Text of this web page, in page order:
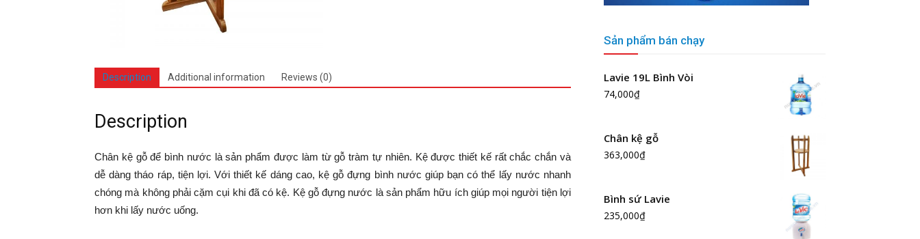
Description Additional information Reviews (0)
Description
Chân kệ gỗ để bình nước là sản phẩm được làm từ gỗ tràm tự nhiên. Kệ được thiết kế rất chắc chắn và
dễ dàng tháo ráp, tiện lợi. Với thiết kế dáng cao, kệ gỗ đựng bình nước giúp bạn có thể lấy nước nhanh
chóng mà không phải cặm cụi khi đã có kệ. Kệ gỗ đựng nước là sản phẩm hữu ích giúp mọi người tiện lợi
hơn khi lấy nước uống.
Sản phẩm bán chạy
Lavie 19L Bình Vòi
74,000₫
Chân kệ gỗ
363,000₫
Bình sứ Lavie
235,000₫